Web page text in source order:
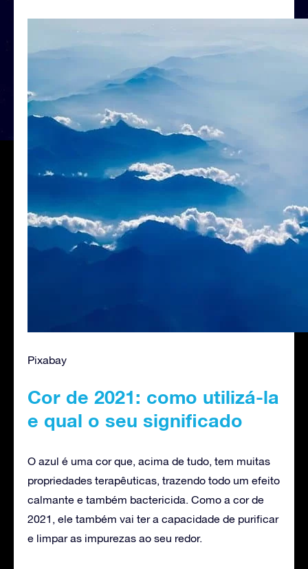
Pixabay
Cor de 2021: como utilizá-la
e qual o seu significado
O azul é uma cor que, acima de tudo, tem muitas
propriedades terapêuticas, trazendo todo um efeito
calmante e também bactericida. Como a cor de
2021, ele também vai ter a capacidade de purificar
e limpar as impurezas ao seu redor.